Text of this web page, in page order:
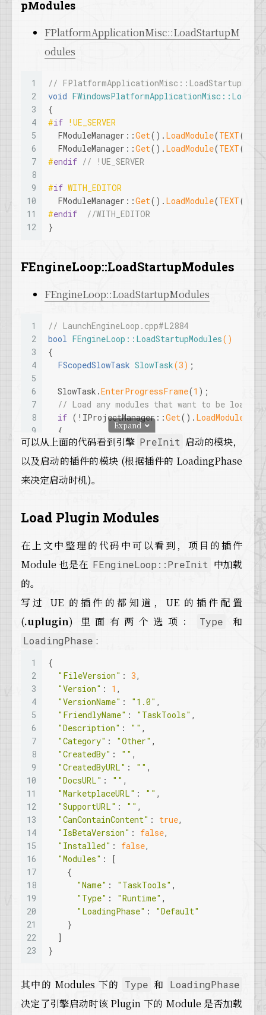
18
19
20
21
22
23
24
25
26
27
28
29
32
37
38
39
40
41
42
43
44
45
46
47
49
52
54
55
57
58
60
61
63
64
65
66
67
68
69
70
71
72
73
74
75
76
77
78
79
80
81
82
83
84
85
87
89
    FModuleManager::
Get (). LoadModule (TEXT
  }
  FPlatformApplicationMisc::
  SlowTask.
EnterProgressFrame
if (FPlatformProcess::
  {
    FModuleManager::
// Init Scene Reconstruction support
#if !UE_SERVER
  }
  SlowTask.
EnterProgressFrame(10);
    FModuleManager::
LoadModuleChecked
#endif //WITH_EDITOR
// Load UI modules
if ( !IsRunningDedicatedServer () )
  {
    FModuleManager::
Get().LoadModule(
#if !UE_BUILD_SHIPPING
// Need to load up the SlateReflector
#endif // !UE_BUILD_SHIPPING
#if WITH_EDITOR
// In dedicated server builds with the
// UMG must be loaded for runtime and
  FModuleManager::
Get().LoadModule("UMG"
);
  {
// UMG must be loaded for runtime and
    FModuleManager::
Get (). LoadModule "UMG"
  }
// Load all Development modules
  SlowTask.
EnterProgressFrame
if (!IsRunningDedicatedServer
  {
if WITH_UNREAL_DEVELOPER_TOOLS
    FModuleManager::
Get
    FModuleManager::
endif
//WITH_UNREAL_DEVELOPER_TOOLS
  }
if WITH_UNREAL_DEVELOPER_TOOLS
    FModuleManager::
Get().LoadModule
endif //WITH_UNREAL_DEVELOPER_TOOLS
  SlowTask.
EnterProgressFrame
(WITH_EDITOR && !(UE_BUILD_SHIPPING ||
HACK: load BT editor as early as
// cooking needs this module too
  FModuleManager::
Get ().LoadModule
IAudioEditorModule* AudioEditorModule =
pModules
FPlatformApplicationMisc::LoadStartupM
odules
1
2
3
4
5
6
7
8
9
10
11
12
//
void
{
#if !UE_SERVER
  FModuleManager::
Get(). LoadModule(TEXT(
  FModuleManager::
Get(). LoadModule(TEXT(
#endif // !UE_SERVER
#if WITH_EDITOR
  FModuleManager::
Get(). LoadModule(TEXT(
#endif
//WITH_EDITOR
}
FEngineLoop::LoadStartupModules
FEngineLoop::LoadStartupModules
1
2
3
4
5
6
7
8
9
10
11
12
13
16
18
19
21
22
24
25
27
28
// LaunchEngineLoop.cpp#L2884
bool FEngineLoop::LoadStartupModules()
{
FScopedSlowTask SlowTask(3) ;
  SlowTask.
EnterProgressFrame(1 );
// Load any modules that want to be loaded
if (!IProjectManager::Get().
  {
return false;
  }
  SlowTask.
// Load modules that are configured to
  {
  }
// Load any modules that want to be
if (!IProjectManager:: Get ().
return
false
;
  }
Expand
可以从上面的代码看到引擎 PreInit 启动的模块，
以及启动的插件的模块 (根据插件的 LoadingPhase
来决定启动时机)。
Load Plugin Modules
在上文中整理的代码中可以看到，项目的插件
Module 也是在 FEngineLoop::PreInit 中加载
的。
写过 UE 的插件的都知道，UE 的插件配置
(.uplugin) 里面有两个选项： Type 和
LoadingPhase :
1
2
3
4
5
6
7
8
9
10
11
12
13
14
15
16
17
18
19
20
21
22
23
{
"FileVersion" : 3,
"Version" : 1 ,
"VersionName" : "1.0" ,
"FriendlyName" : "TaskTools" ,
"Description" : "" ,
"Category" : "Other" ,
"CreatedBy" : "" ,
"CreatedByURL" : "" ,
"DocsURL" : "" ,
"MarketplaceURL" : "" ,
"SupportURL" : "" ,
"CanContainContent" : true,
"IsBetaVersion" : false,
"Installed" : false,
"Modules" : [
    {
"Name" : "TaskTools" ,
"Type" : "Runtime" ,
"LoadingPhase" :
"Default"
    }
  ]
}
其中的 Modules 下的 Type 和 LoadingPhase
决定了引擎启动时该 Plugin 下的 Module 是否加载